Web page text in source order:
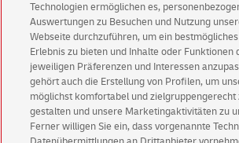
Immer informiert über exklusive
Aktionen - jetzt mit Vorteil
Privatkundensichern sich einen
für POSTSCAN!
Geschäftskundenerhalten
für Briefmarke individuell!
Technologien ermöglichen es,
Auswertungen zu Besuchen und Nutzung
Webseite durchzuführen, um ein
Erlebnis zu bieten und Inhalte oder Funktionen
jeweiligen Präferenzen und Interessen
gehört auch die Erstellung von Profilen, um
möglichst komfortabel und zielgruppengerecht
gestalten und unsere Marketingaktivitäten zu
Ferner willigen Sie ein, dass vorgenannte